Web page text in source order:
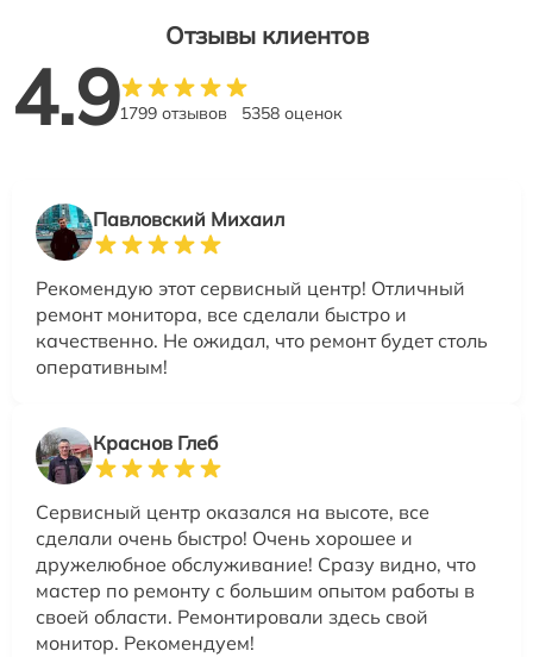
Отзывы клиентов
4.91799 отзывов 5358 оценок
Павловский Михаил
Рекомендую этот сервисный центр! Отличный
ремонт монитора, все сделали быстро и
качественно. Не ожидал, что ремонт будет столь
оперативным!
Краснов Глеб
Сервисный центр оказался на высоте, все
сделали очень быстро! Очень хорошее и
дружелюбное обслуживание! Сразу видно, что
мастер по ремонту с большим опытом работы в
своей области. Ремонтировали здесь свой
монитор. Рекомендуем!